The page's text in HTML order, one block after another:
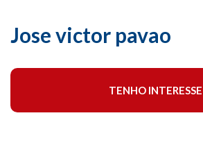
Jose victor pavao
TENHO INTERESSE